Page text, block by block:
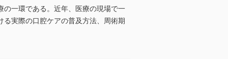
一環である。近年、医療の現場で一
実際の口腔ケアの普及方法、周術期